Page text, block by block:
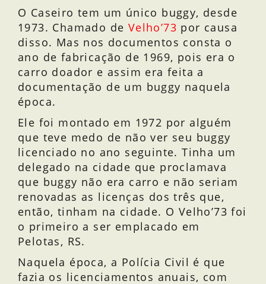
O Caseiro tem um único buggy, desde
1973. Chamado de Velho’73 por causa
disso. Mas nos documentos consta o
ano de fabricação de 1969, pois era o
carro doador e assim era feita a
documentação de um buggy naquela
época.
Ele foi montado em 1972 por alguém
que teve medo de não ver seu buggy
licenciado no ano seguinte. Tinha um
delegado na cidade que proclamava
que buggy não era carro e não seriam
renovadas as licenças dos três que,
então, tinham na cidade. O Velho’73 foi
o primeiro a ser emplacado em
Pelotas, RS.
Naquela época, a Polícia Civil é que
fazia os licenciamentos anuais, com